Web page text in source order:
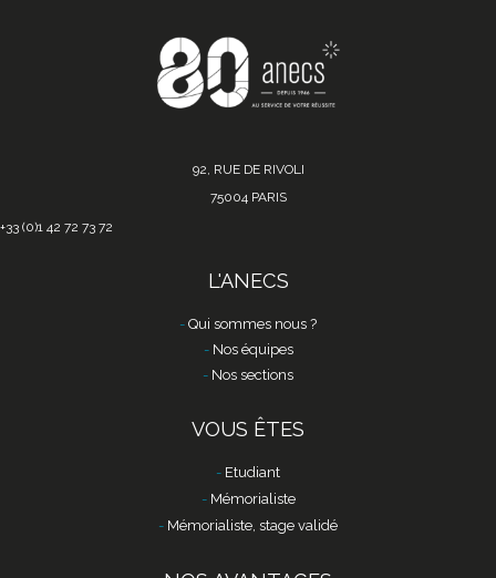
92, RUE DE RIVOLI
75004 PARIS
+33 (0)1 42 72 73 72
L'ANECS
Qui sommes nous ?
Nos équipes
Nos sections
VOUS ÊTES
Etudiant
Mémorialiste
Mémorialiste, stage validé